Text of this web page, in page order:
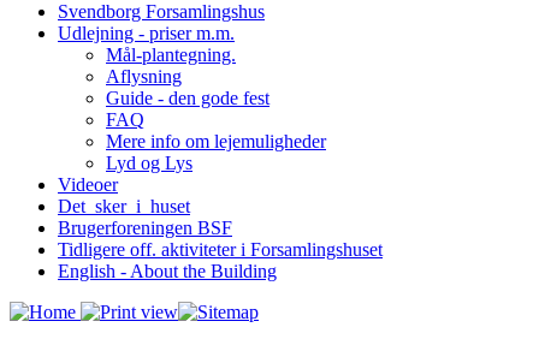
Svendborg Forsamlingshus
Udlejning - priser m.m.
Mål-plantegning.
Aflysning
Guide - den gode fest
FAQ
Mere info om lejemuligheder
Lyd og Lys
Videoer
Det_sker_i_huset
Brugerforeningen BSF
Tidligere off. aktiviteter i Forsamlingshuset
English - About the Building